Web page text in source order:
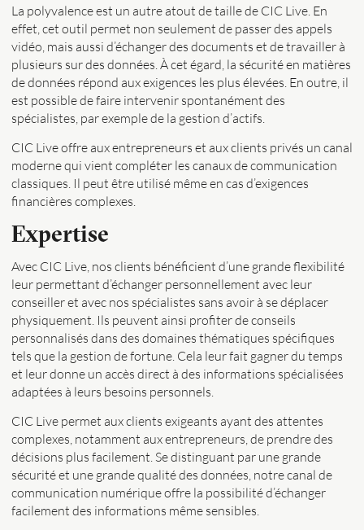
La polyvalence est un autre atout de taille de CIC Live. En
effet, cet outil permet non seulement de passer des appels
vidéo, mais aussi d’échanger des documents et de travailler à
plusieurs sur des données. À cet égard, la sécurité en matières
de données répond aux exigences les plus élevées. En outre, il
est possible de faire intervenir spontanément des
spécialistes, par exemple de la gestion d’actifs.
CIC Live offre aux entrepreneurs et aux clients privés un canal
moderne qui vient compléter les canaux de communication
classiques. Il peut être utilisé même en cas d’exigences
financières complexes.
Expertise
Avec CIC Live, nos clients bénéficient d’une grande flexibilité
leur permettant d’échanger personnellement avec leur
conseiller et avec nos spécialistes sans avoir à se déplacer
physiquement. Ils peuvent ainsi profiter de conseils
personnalisés dans des domaines thématiques spécifiques
tels que la gestion de fortune. Cela leur fait gagner du temps
et leur donne un accès direct à des informations spécialisées
adaptées à leurs besoins personnels.
CIC Live permet aux clients exigeants ayant des attentes
complexes, notamment aux entrepreneurs, de prendre des
décisions plus facilement. Se distinguant par une grande
sécurité et une grande qualité des données, notre canal de
communication numérique offre la possibilité d’échanger
facilement des informations même sensibles.